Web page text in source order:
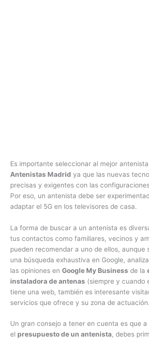
Es importante seleccionar al mejor
Antenistas Madrid ya que las nuevas
precisas y exigentes con las
Por eso, un antenista debe ser
adaptar el 5G en los televisores de casa.
La forma de buscar a un antenista es
tus contactos como familiares, vecinos y
pueden recomendar a uno de ellos, aunque
una búsqueda exhaustiva en Google,
las opiniones enGoogle My Business de la
instaladora de antenas (siempre y cuando
tiene una web, también es interesante
servicios que ofrece y su zona de actuación.
Un gran consejo a tener en cuenta es que
el presupuesto de un antenista, debes